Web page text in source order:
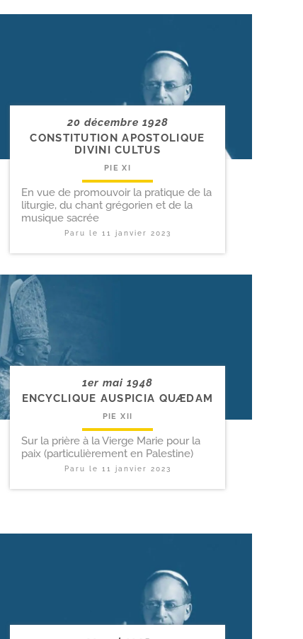
20 décembre 1928
CONSTITUTION APOSTOLIQUE
DIVINI CULTUS
PIE XI
En vue de promouvoir la pratique de la
liturgie, du chant grégorien et de la
musique sacrée
Paru le 11 janvier 2023
1er mai 1948
ENCYCLIQUE AUSPICIA QUÆDAM
PIE XII
Sur la prière à la Vierge Marie pour la
paix (particulièrement en Palestine)
Paru le 11 janvier 2023